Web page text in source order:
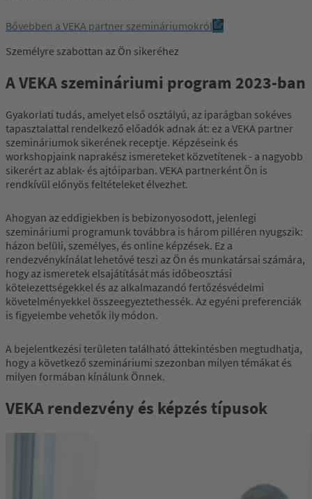
Bővebben a VEKA partner szemináriumokról
Személyre szabottan az Ön sikeréhez
A VEKA szemináriumi program 2023-ban
Gyakorlati tudás, amelyet első osztályú, az iparágban sokéves
tapasztalattal rendelkező előadók adnak át: ez a VEKA partner
szemináriumok sikerének receptje. Képzéseink és
workshopjaink naprakész ismereteket közvetítenek - a nagyobb
sikerért az ablak- és ajtóiparban. VEKA partnerként Ön is
rendkívül előnyös feltételeket élvezhet.
Ahogyan az eddigiekben is bebizonyosodott, jelenlegi
szemináriumi programunk továbbra is három pilléren nyugszik:
házon belüli, személyes, és online képzések. Ez a
rendezvénykínálat lehetővé teszi az Ön és munkatársai számára,
hogy az ismeretek elsajátítását más időbeosztási
kötelezettségekkel és az alkalmazandó fertőzésvédelmi
követelményekkel összeegyeztethessék. Az egyéni preferenciák
is figyelembe vehetők ily módon.
A bejelentkezési területen található áttekintésben megtudhatja,
hogy a következő szemináriumi szezonban milyen témákat és
milyen formában kínálunk Önnek.
VEKA rendezvény és képzés típusok